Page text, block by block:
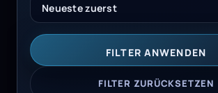
FILTER ANWENDEN
FILTER ZURÜCKSETZEN